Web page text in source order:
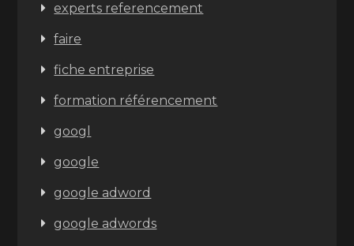
experts referencement
faire
fiche entreprise
formation référencement
googl
google
google adword
google adwords